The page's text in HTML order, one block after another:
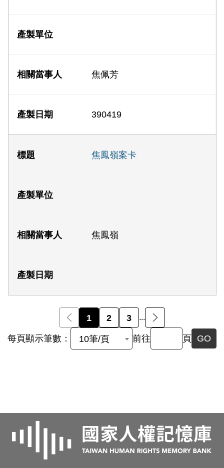
焦佩芳
390419
焦鳳嶺案卡
焦鳳嶺
前一頁
1 2 3 ...
每頁顯示筆數： 10筆/頁 前往 頁 GO